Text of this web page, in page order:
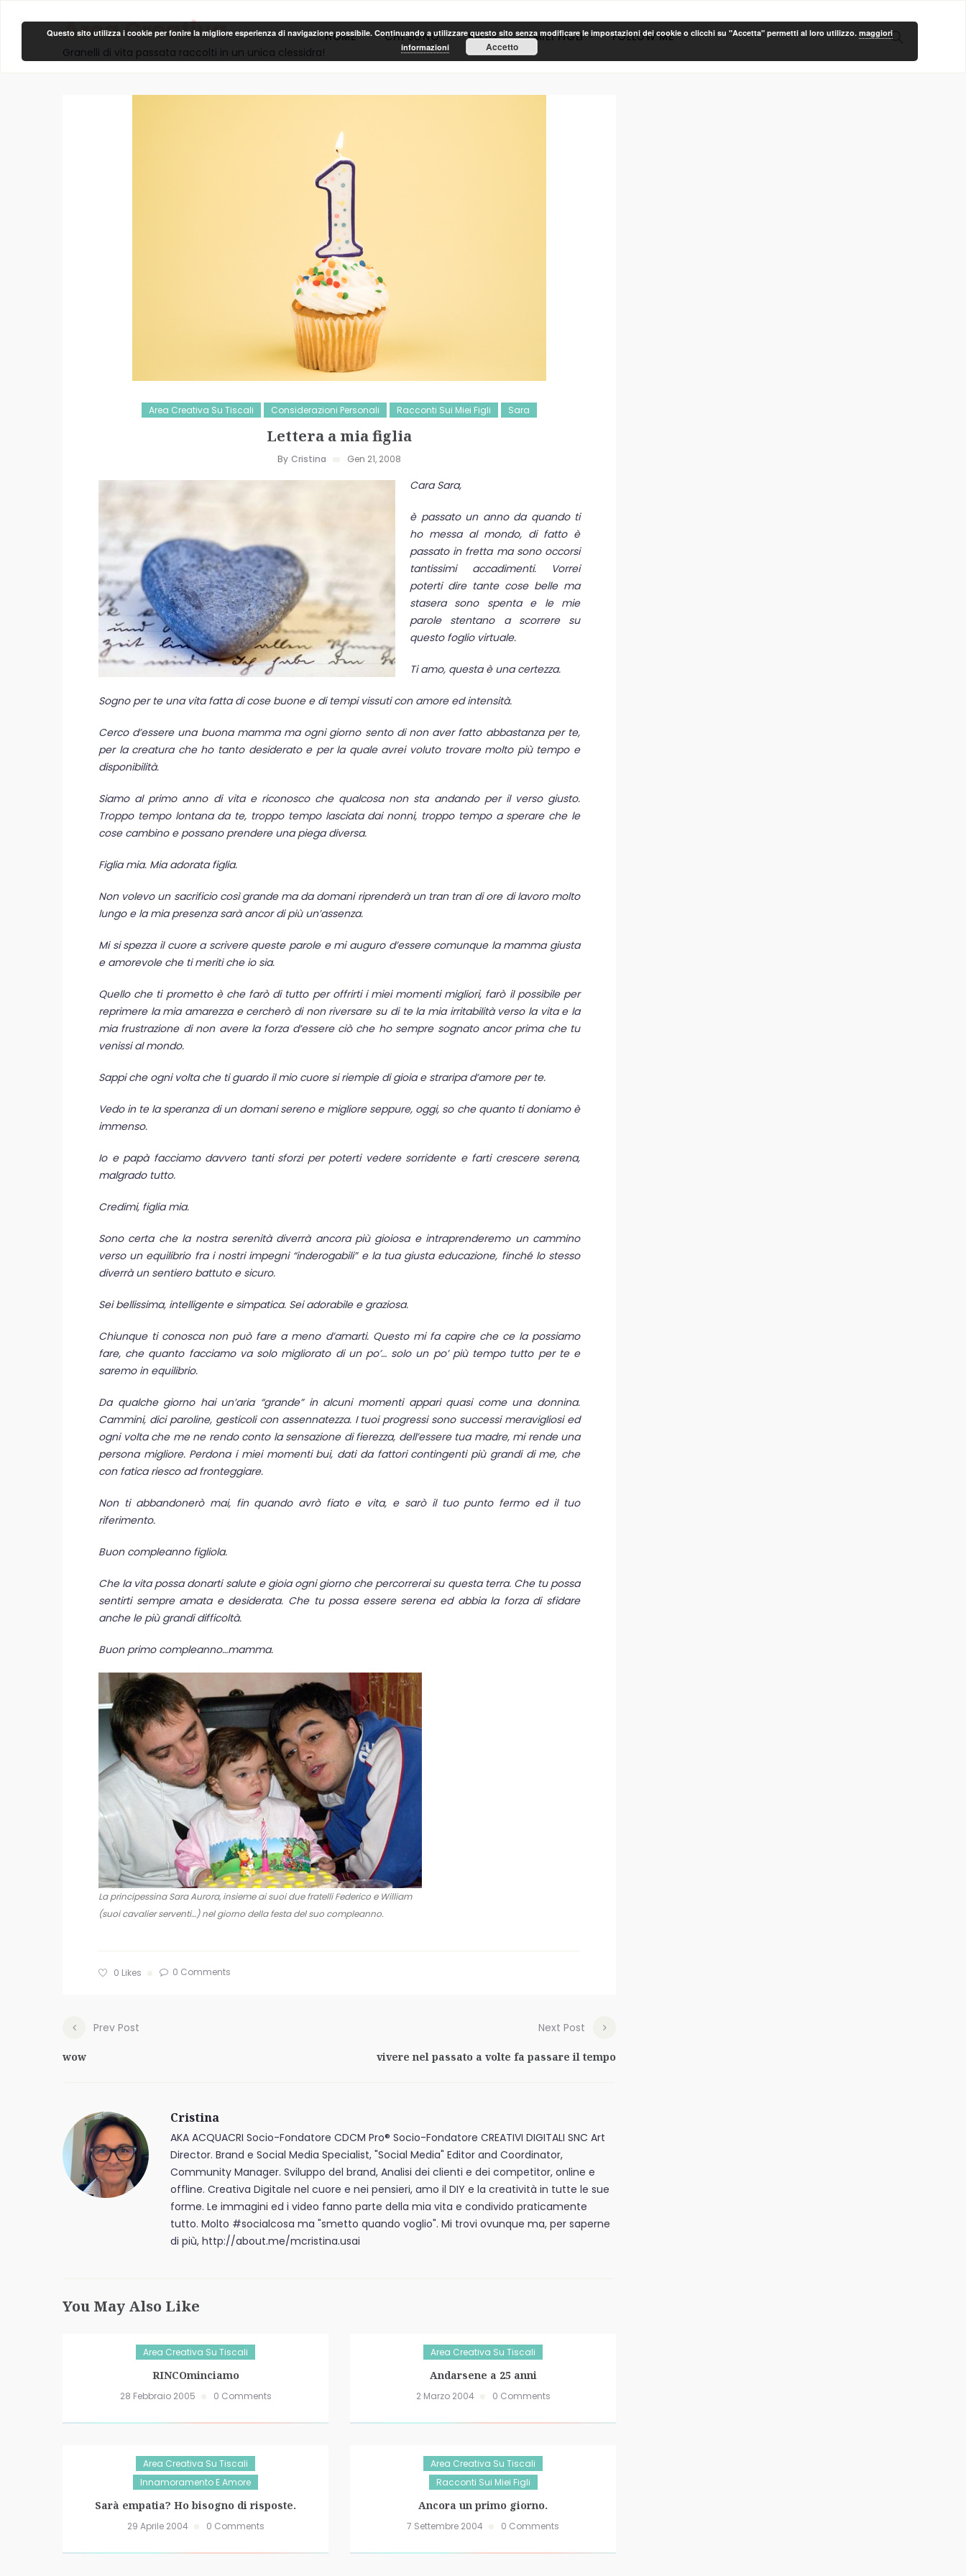
Area Creativa
Granelli di vita passata raccolti in un unica clessidra!
HOME CHI SONO BLOG I MIEI FIGLI FOLLOW ME
Area Creativa Su Tiscali Considerazioni Personali Racconti Sui Miei Figli Sara
Lettera a mia figlia
By Cristina Gen 21, 2008
Cara Sara,
è passato un anno da quando ti
ho messa al mondo, di fatto è
passato in fretta ma sono occorsi
tantissimi accadimenti. Vorrei
poterti dire tante cose belle ma
stasera sono spenta e le mie
parole stentano a scorrere su
questo foglio virtuale.
Ti amo, questa è una certezza.
Sogno per te una vita fatta di cose buone e di tempi vissuti con amore ed intensità.
Cerco d’essere una buona mamma ma ogni giorno sento di non aver fatto abbastanza per te,
per la creatura che ho tanto desiderato e per la quale avrei voluto trovare molto più tempo e
disponibilità.
Siamo al primo anno di vita e riconosco che qualcosa non sta andando per il verso giusto.
Troppo tempo lontana da te, troppo tempo lasciata dai nonni, troppo tempo a sperare che le
cose cambino e possano prendere una piega diversa.
Figlia mia. Mia adorata figlia.
Non volevo un sacrificio così grande ma da domani riprenderà un tran tran di ore di lavoro molto
lungo e la mia presenza sarà ancor di più un’assenza.
Mi si spezza il cuore a scrivere queste parole e mi auguro d’essere comunque la mamma giusta
e amorevole che ti meriti che io sia.
Quello che ti prometto è che farò di tutto per offrirti i miei momenti migliori, farò il possibile per
reprimere la mia amarezza e cercherò di non riversare su di te la mia irritabilità verso la vita e la
mia frustrazione di non avere la forza d’essere ciò che ho sempre sognato ancor prima che tu
venissi al mondo.
Sappi che ogni volta che ti guardo il mio cuore si riempie di gioia e straripa d’amore per te.
Vedo in te la speranza di un domani sereno e migliore seppure, oggi, so che quanto ti doniamo è
immenso.
Io e papà facciamo davvero tanti sforzi per poterti vedere sorridente e farti crescere serena,
malgrado tutto.
Credimi, figlia mia.
Sono certa che la nostra serenità diverrà ancora più gioiosa e intraprenderemo un cammino
verso un equilibrio fra i nostri impegni “inderogabili” e la tua giusta educazione, finché lo stesso
diverrà un sentiero battuto e sicuro.
Sei bellissima, intelligente e simpatica. Sei adorabile e graziosa.
Chiunque ti conosca non può fare a meno d’amarti. Questo mi fa capire che ce la possiamo
fare, che quanto facciamo va solo migliorato di un po’… solo un po’ più tempo tutto per te e
saremo in equilibrio.
Da qualche giorno hai un’aria “grande” in alcuni momenti appari quasi come una donnina.
Cammini, dici paroline, gesticoli con assennatezza. I tuoi progressi sono successi meravigliosi ed
ogni volta che me ne rendo conto la sensazione di fierezza, dell’essere tua madre, mi rende una
persona migliore. Perdona i miei momenti bui, dati da fattori contingenti più grandi di me, che
con fatica riesco ad fronteggiare.
Non ti abbandonerò mai, fin quando avrò fiato e vita, e sarò il tuo punto fermo ed il tuo
riferimento.
Buon compleanno figliola.
Che la vita possa donarti salute e gioia ogni giorno che percorrerai su questa terra. Che tu possa
sentirti sempre amata e desiderata. Che tu possa essere serena ed abbia la forza di sfidare
anche le più grandi difficoltà.
Buon primo compleanno…mamma.
La principessina Sara Aurora, insieme ai suoi due fratelli Federico e William
(suoi cavalier serventi…) nel giorno della festa del suo compleanno.
0 Likes 0 Comments
Prev Post
wow
Next Post
vivere nel passato a volte fa passare il tempo
Cristina
AKA ACQUACRI Socio-Fondatore CDCM Pro® Socio-Fondatore CREATIVI DIGITALI SNC Art
Director. Brand e Social Media Specialist, "Social Media" Editor and Coordinator,
Community Manager. Sviluppo del brand, Analisi dei clienti e dei competitor, online e
offline. Creativa Digitale nel cuore e nei pensieri, amo il DIY e la creatività in tutte le sue
forme. Le immagini ed i video fanno parte della mia vita e condivido praticamente
tutto. Molto #socialcosa ma "smetto quando voglio". Mi trovi ovunque ma, per saperne
di più, http://about.me/mcristina.usai
You May Also Like
Area Creativa Su Tiscali
RINCOminciamo
28 Febbraio 2005 0 Comments
Area Creativa Su Tiscali
Andarsene a 25 anni
2 Marzo 2004 0 Comments
Area Creativa Su Tiscali
Innamoramento E Amore
Sarà empatia? Ho bisogno di risposte.
29 Aprile 2004 0 Comments
Area Creativa Su Tiscali
Racconti Sui Miei Figli
Ancora un primo giorno.
7 Settembre 2004 0 Comments
Questo sito utilizza i cookie per fonire la migliore esperienza di navigazione possibile. Continuando a utilizzare questo sito senza modificare le impostazioni dei cookie o clicchi su "Accetta" permetti al loro utilizzo. maggiori
informazioni
Accetto